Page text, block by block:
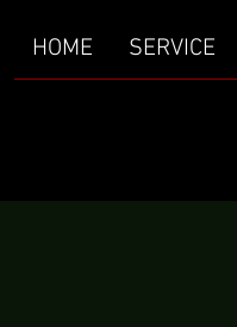
HOME SERVICE